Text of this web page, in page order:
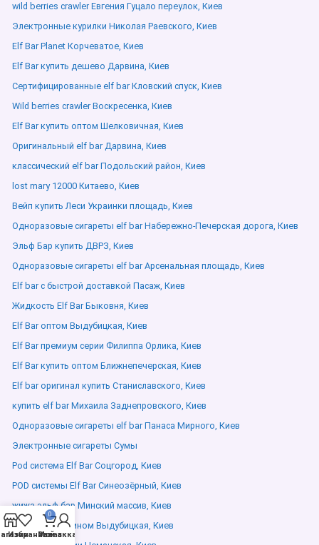
wild berries crawler Евгения Гуцало переулок, Киев
Электронные курилки Николая Раевского, Киев
Elf Bar Planet Корчеватое, Киев
Elf Bar купить дешево Дарвина, Киев
Сертифицированные elf bar Кловский спуск, Киев
Wild berries crawler Воскресенка, Киев
Elf Bar купить оптом Шелковичная, Киев
Оригинальный elf bar Дарвина, Киев
классический elf bar Подольский район, Киев
lost mary 12000 Китаево, Киев
Вейп купить Леси Украинки площадь, Киев
Одноразовые сигареты elf bar Набережно-Печерская дорога, Киев
Эльф Бар купить ДВРЗ, Киев
Одноразовые сигареты elf bar Арсенальная площадь, Киев
Elf bar с быстрой доставкой Пасаж, Киев
Жидкость Elf Bar Быковня, Киев
Elf Bar оптом Выдубицкая, Киев
Elf Bar премиум серии Филиппа Орлика, Киев
Elf Bar купить оптом Ближнепечерская, Киев
Elf bar оригинал купить Станиславского, Киев
купить elf bar Михаила Заднепровского, Киев
Одноразовые сигареты elf bar Панаса Мирного, Киев
Электронные сигареты Сумы
Pod система Elf Bar Соцгород, Киев
POD системы Elf Bar Синеозёрный, Киев
жижа эльф бар Минский массив, Киев
Elf Bar с никотином Выдубицкая, Киев
Избранное
0
Заказ
Мой аккаунт